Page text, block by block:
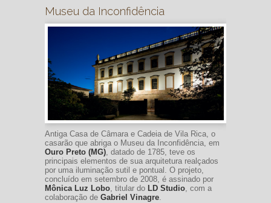
Museu da Inconfidência
Antiga Casa de Câmara e Cadeia de Vila Rica, o
casarão que abriga o Museu da Inconfidência, em
Ouro Preto (MG), datado de 1785, teve os
principais elementos de sua arquitetura realçados
por uma iluminação sutil e pontual. O projeto,
concluído em setembro de 2008, é assinado por
Mônica Luz Lobo, titular do LD Studio, com a
colaboração de Gabriel Vinagre.